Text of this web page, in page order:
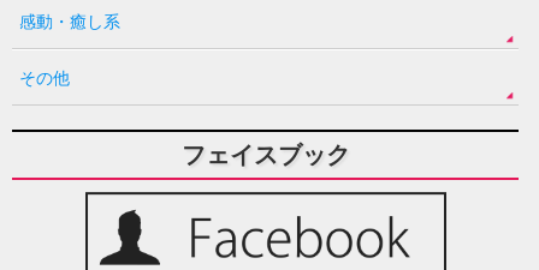
感動・癒し系
その他
フェイスブック